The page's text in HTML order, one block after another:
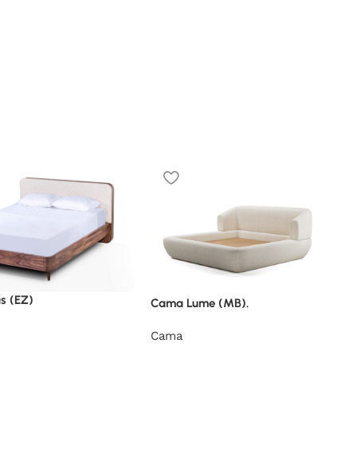
(EZ) Cama Lume (MB).
Cama